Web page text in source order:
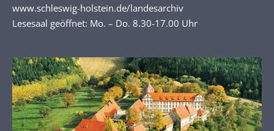
www.schleswig-holstein.de/landesarchiv
Lesesaal geöffnet: Mo. – Do. 8.30-17.00 Uhr